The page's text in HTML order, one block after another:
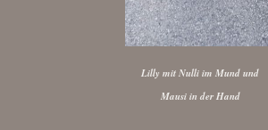
Lilly mit Nulli im Mund und
Mausi in der Hand